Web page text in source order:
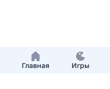
Главная Игры